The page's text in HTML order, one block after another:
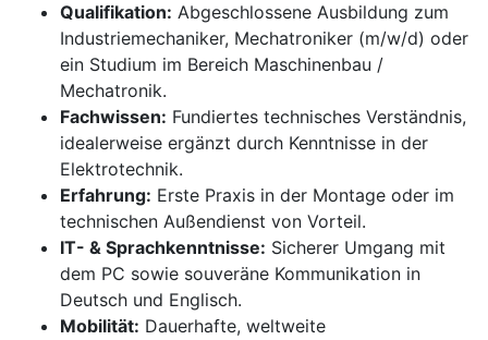
Qualifikation: Abgeschlossene Ausbildung zum
Industriemechaniker, Mechatroniker (m/w/d) oder
ein Studium im Bereich Maschinenbau /
Mechatronik.
Fachwissen: Fundiertes technisches Verständnis,
idealerweise ergänzt durch Kenntnisse in der
Elektrotechnik.
Erfahrung: Erste Praxis in der Montage oder im
technischen Außendienst von Vorteil.
IT- & Sprachkenntnisse: Sicherer Umgang mit
dem PC sowie souveräne Kommunikation in
Deutsch und Englisch.
Mobilität: Dauerhafte, weltweite